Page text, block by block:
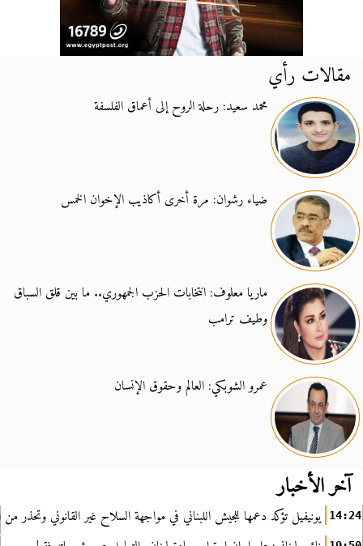
مقالات رأي
محمد سعيد: رحلة الروح إلى أعماق الفلسفة
ضياء رشوان: مرة أخرى أكاذيب الإخوان الخمس
ماريا معلوف: انتخابات الحزب الجمهوري.. ما بين قلق السباق
وطيف ترامب
عمرو الشوبكي: العالم وحقوق الإنسان
آخر الأخبار
14:24 يونيفيل تؤكد دعمها للجيش اللبناني في مواجهة السلاح غير القانوني وتحذر من